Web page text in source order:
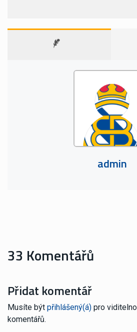
admin
33 Komentářů
Přidat komentář
Musíte být přihlášený(á) pro
komentářů.